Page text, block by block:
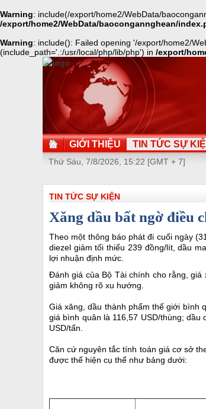
Warning: include(/export/home2/WebData/
/export/home2/WebData/baocongannghean/
Warning: include(): Failed opening '/export/home2/
(include_path='.:/usr/local/php/lib/php') in /export/
GIỚI THIỆU TIN TỨC SỰ
Thứ Sáu, 7/8/2026, 15:22 [GMT + 7]
TIN TỨC SỰ KIỆN
Xăng dầu bất ngờ điều
Theo một thông báo phát đi cuối ngày
diezel giảm tối thiểu 239 đồng/lít, dầu
lợi nhuận định mức.
Đánh giá của Bộ Tài chính cho rằng, giá
giảm không rõ xu hướng.
Giá xăng, dầu thành phẩm thế giới bình
giá bình quân là 116,57 USD/thùng; dầu
USD/tấn.
Căn cứ nguyên tắc tính toán giá cơ sở
được thể hiện cụ thể như bảng dưới: